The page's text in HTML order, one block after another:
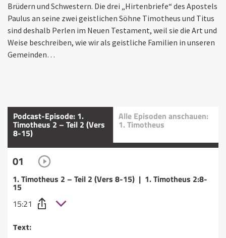
Brüdern und Schwestern. Die drei „Hirtenbriefe“ des Apostels
Paulus an seine zwei geistlichen Söhne Timotheus und Titus
sind deshalb Perlen im Neuen Testament, weil sie die Art und
Weise beschreiben, wie wir als geistliche Familien in unseren
Gemeinden…
Podcast-Episode: 1.
Timotheus 2 – Teil 2 (Vers
8-15)
Alle Episoden anschauen:
1. Timotheus
01
1. Timotheus 2 – Teil 2 (Vers 8-15) | 1. Timotheus 2:8-
15
15:21
Text: